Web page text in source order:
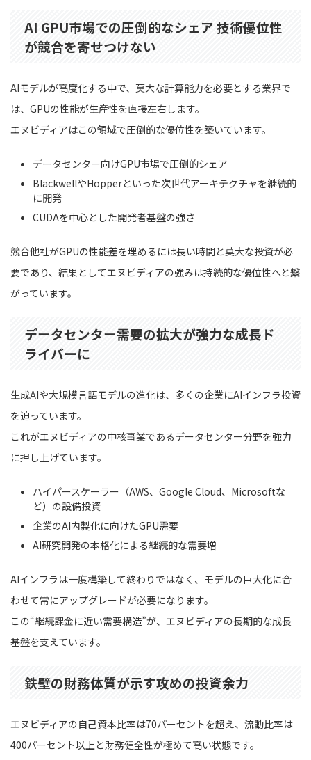
AI GPU市場での圧倒的なシェア 技術優位性
が競合を寄せつけない
AIモデルが高度化する中で、莫大な計算能力を必要とする業界で
は、GPUの性能が生産性を直接左右します。
エヌビディアはこの領域で圧倒的な優位性を築いています。
データセンター向けGPU市場で圧倒的シェア
BlackwellやHopperといった次世代アーキテクチャを継続的
に開発
CUDAを中心とした開発者基盤の強さ
競合他社がGPUの性能差を埋めるには長い時間と莫大な投資が必
要であり、結果としてエヌビディアの強みは持続的な優位性へと繋
がっています。
データセンター需要の拡大が強力な成長ド
ライバーに
生成AIや大規模言語モデルの進化は、多くの企業にAIインフラ投資
を迫っています。
これがエヌビディアの中核事業であるデータセンター分野を強力
に押し上げています。
ハイパースケーラー（AWS、Google Cloud、Microsoftな
ど）の設備投資
企業のAI内製化に向けたGPU需要
AI研究開発の本格化による継続的な需要増
AIインフラは一度構築して終わりではなく、モデルの巨大化に合
わせて常にアップグレードが必要になります。
この“継続課金に近い需要構造”が、エヌビディアの長期的な成長
基盤を支えています。
鉄壁の財務体質が示す攻めの投資余力
エヌビディアの自己資本比率は70パーセントを超え、流動比率は
400パーセント以上と財務健全性が極めて高い状態です。